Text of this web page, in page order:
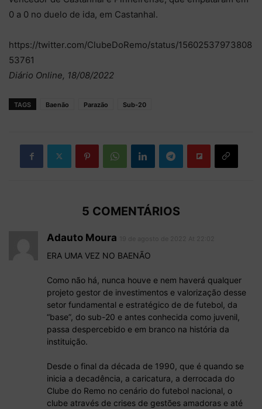
0 a 0 no duelo de ida, em Castanhal.
https://twitter.com/ClubeDoRemo/status/15602537973808
53761
Diário Online, 18/08/2022
TAGS Baenão Parazão Sub-20
5 COMENTÁRIOS
Adauto Moura
ERA UMA VEZ NO BAENÃO
Como não há, nunca houve e nem haverá qualquer
projeto gestor de investimentos e valorização desse
setor fundamental e estratégico de de futebol, da
“base”, do sub-20 e antes conhecida como juvenil,
passa despercebido e em branco na história da
instituição.
Desde o final da década de 1990, que é quando se
inicia a decadência, a caricatura, a derrocada do
Clube do Remo no cenário do futebol nacional, o
clube através de crises de gestões amadoras e até